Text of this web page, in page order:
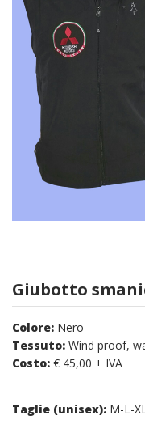
Giubotto
Colore: Nero
Tessuto: Wind proof,
Costo: € 45,00 + IVA
Taglie (unisex): M-L-